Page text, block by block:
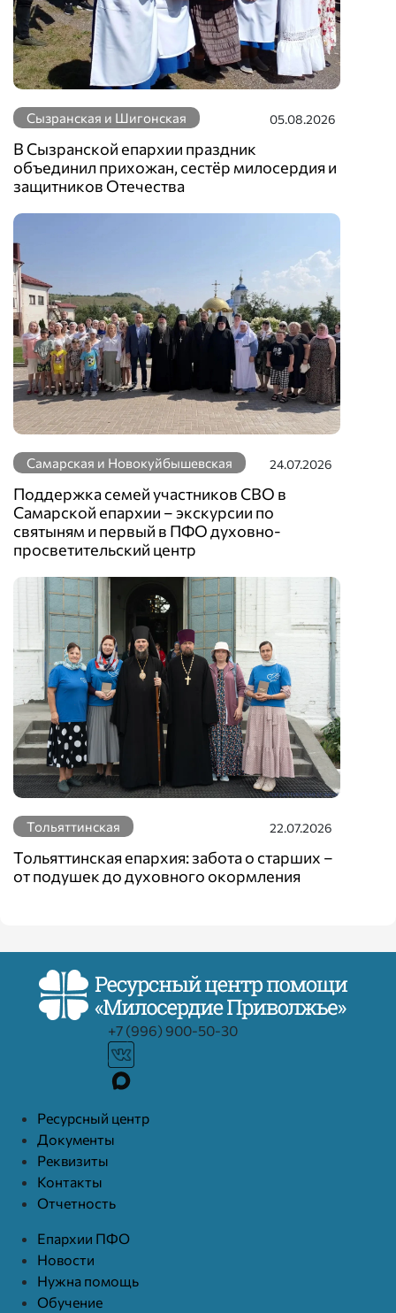
Сызранская и Шигонская 05.08.2026
В Сызранской епархии праздник
объединил прихожан, сестёр милосердия и
защитников Отечества
Самарская и Новокуйбышевская 24.07.2026
Поддержка семей участников СВО в
Самарской епархии – экскурсии по
святыням и первый в ПФО духовно-
просветительский центр
Тольяттинская 22.07.2026
Тольяттинская епархия: забота о старших –
от подушек до духовного окормления
+7 (996) 900-50-30
Ресурcный центр
Документы
Реквизиты
Контакты
Отчетность
Епархии ПФО
Новости
Нужна помощь
Обучение